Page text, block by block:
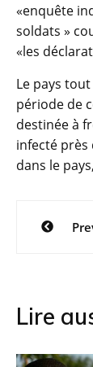
«enquête
soldats »
«les
Le pays
période de
destinée à
infecté près
dans le
Lire